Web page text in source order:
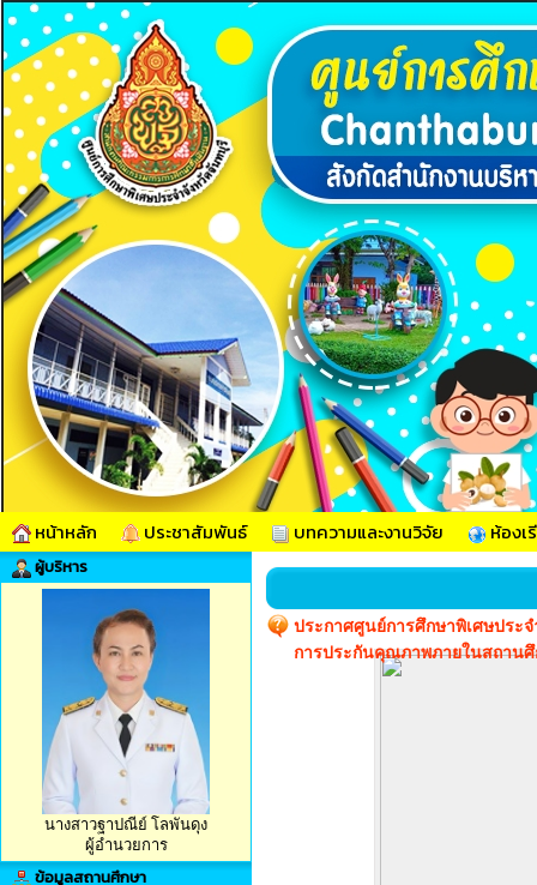
หน้าหลัก ประชาสัมพันธ์ บทความและงานวิจัย ห้องเ
ผู้บริหาร
นางสาวฐาปณีย์ โลพันดุง
ผู้อำนวยการ
ข้อมูลสถานศึกษา
ประกาศศูนย์การศึกษาพิเศษประ
การประกันคุณภาพภายในสถานศึ